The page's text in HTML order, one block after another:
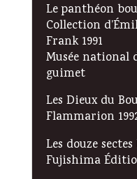
Le panthéon
Collection
Frank 1991
Musée national
guimet
Les Dieux du
Flammarion
Les douze
Fujishima